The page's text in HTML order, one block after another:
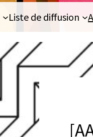
Liste de diffusion